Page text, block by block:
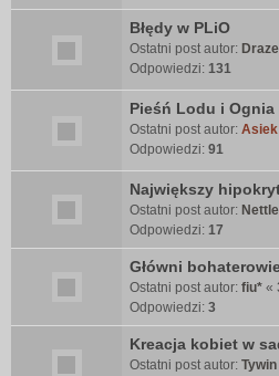
Błędy w PLiO
Ostatni post autor:
Odpowiedzi: 131
Pieśń Lodu i Ognia
Ostatni post autor: Asiek
Odpowiedzi: 91
Największy
Ostatni post autor:
Odpowiedzi: 17
Główni
Ostatni post autor: fiu* «
Odpowiedzi: 3
Kreacja kobiet w
Ostatni post autor: Tywin